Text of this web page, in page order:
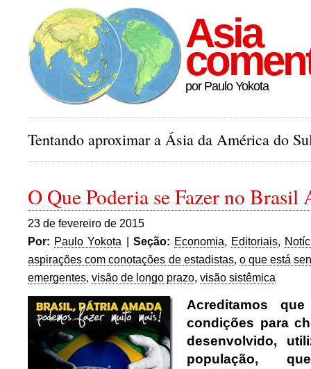
Asia
por Paulo Yokota
Tentando aproximar a Ásia da América do
O Que Poderia se Fazer no Brasil
23 de fevereiro de 2015
Por: Paulo Yokota | Seção: Economia, Editoriais,
aspirações com conotações de estadistas, o que está
emergentes, visão de longo prazo, visão sistêmica
Acreditamos
condições para
desenvolvido,
população,